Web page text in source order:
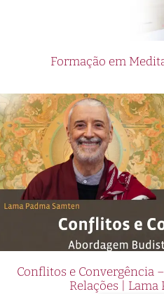
Formação em
Conflitos e Convergência
Relações | Lama